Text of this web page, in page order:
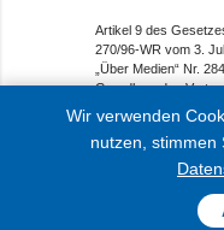
Artikel 9 des
270/96-WR vom 3.
„Über Medien“ Nr.
Grundlage des
Objekt im Bereich
© 2015-2026
Wir verwenden
nutzen, stimmen